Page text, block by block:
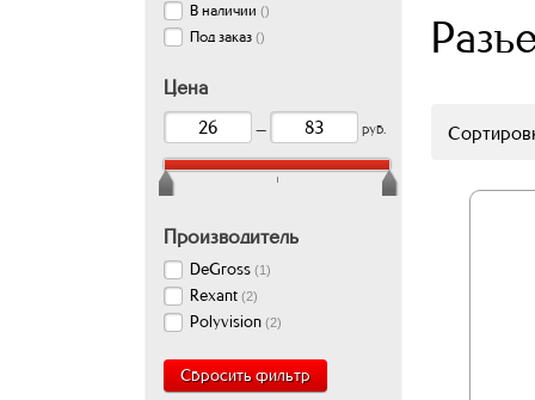
В наличии ()
Под заказ ()
Цена
— руб.
Производитель
DeGross (1)
Rexant (2)
Polyvision (2)
Сбросить фильтр